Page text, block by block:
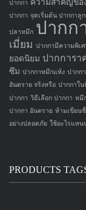
ปากกา ความสำคัญขอ
ปากกา จุดเริ่มต้น ปากกาลู
ปลาหมึก ปากก
เมี่ยม ปากกามีความพิเ
ยอดนิยม ปากการา
ซึม ปากกาหมึกแห้ง ปากก
อันตราย จริงหรือ ปากกาใ
ปากกา วิธีเลือก ปากกา หมึ
ปากกา อันตราย ห้ามเขียน
อย่างปลอดภัย ใช้อะไรแทน
PRODUCTS